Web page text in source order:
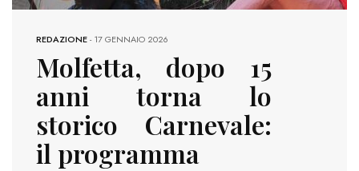
REDAZIONE-17 GENNAIO 2026
Molfetta, dopo 15
anni torna lo
storico Carnevale:
il programma